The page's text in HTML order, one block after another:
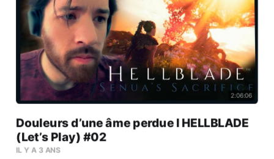
2:06:06
Douleurs d’une âme perdue l HELLBLADE
(Let’s Play) #02
IL Y A 3 ANS